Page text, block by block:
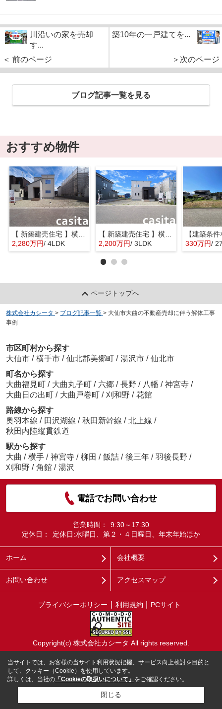
川沿いの家を売却
す...
＜ 前のページ
築10年の一戸建てを...
＞次のページ
ブログ記事一覧を見る
おすすめ物件
【 新築建売住宅 】横手市八幡字長者町No58 横手北小学校区のオール電化 4LDK
2,280万円/ 4LDK
【 新築建売住宅 】横手市八幡字長者町No50 横手北小学校区のオール電化 3LDK
2,200万円/ 3LDK 330万円/
ページトップへ
株式会社カシータ > ブログ記事一覧 > 大仙市大曲の不動産売却に伴う解体工事
事例
市区町村から探す
大仙市 / 横手市 / 仙北郡美郷町 / 湯沢市 / 仙北市
町名から探す
大曲福見町 / 大曲丸子町 / 六郷 / 長野 / 八幡 / 神宮寺 /
大曲日の出町 / 大曲戸巻町 / 刈和野 / 花館
路線から探す
奥羽本線 / 田沢湖線 / 秋田新幹線 / 北上線 /
秋田内陸縦貫鉄道
駅から探す
大曲 / 横手 / 神宮寺 / 柳田 / 飯詰 / 後三年 / 羽後長野 /
刈和野 / 角館 / 湯沢
電話でお問い合わせ
営業時間：
9:30～17:30
定休日：
定休日:水曜日、第２・４日曜日、年末年始ほか
ホーム 会社概要
お問い合わせ アクセスマップ
プライバシーポリシー 利用規約 PCサイト
Copyright(c) 株式会社カシータ All rights reserved.
当サイトでは、お客様の当サイト利用状況把握、サービス向上検討を目的と
して、クッキー（Cookie）を使用しています。
詳しくは、当社の 「Cookieの取扱いについて」 をご確認ください。
閉じる